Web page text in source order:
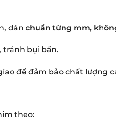
dánchuẩn từng mm,
, tránh bụi bẩn.
để đảm bảo chất lượng
theo: